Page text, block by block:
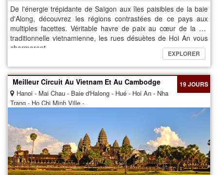
De l'énergie trépidante de Saïgon aux îles paisibles de la baie
d'Along, découvrez les régions contrastées de ce pays aux
multiples facettes. Véritable havre de paix au cœur de la vie
traditionnelle vietnamienne, les rues désuètes de Hoi An vous
charmeront.
EXPLORER
Meilleur Circuit Au Vietnam Et Au Cambodge
Hanoi - Mai Chau - Baie d'Halong - Hué - Hoi An - Nha
Trang - Ho Chi Minh Ville -..
19 JOURS